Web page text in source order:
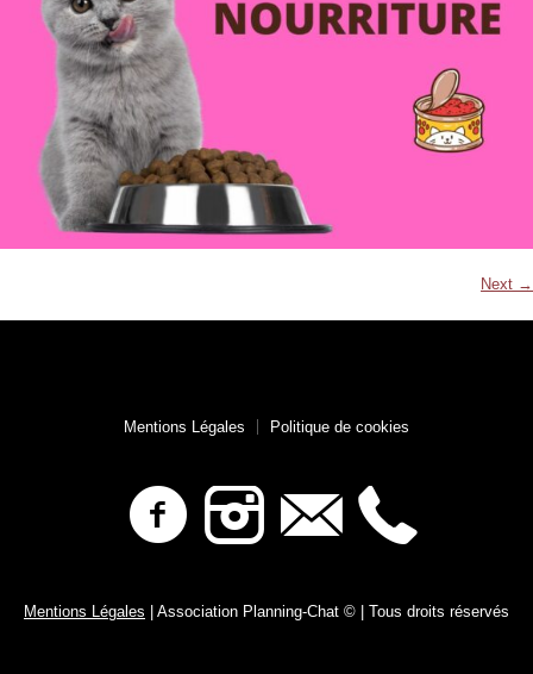
Next →
Mentions Légales Politique de cookies
Mentions Légales | Association Planning-Chat © | Tous droits réservés